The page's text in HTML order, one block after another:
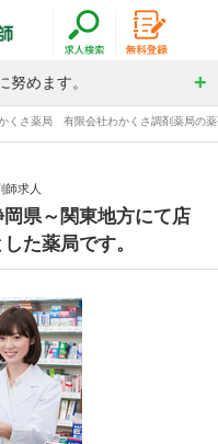
努めます。
くさ薬局 有限会社わかくさ調剤薬局の
師求人
県～関東地方にて店
た薬局です。